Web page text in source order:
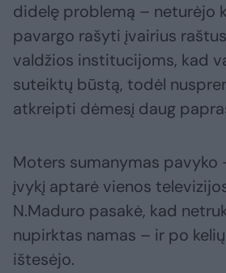
didelę problemą – neturėjo
pavargo rašyti įvairius
valdžios institucijoms, kad
suteiktų būstą, todėl
atkreipti dėmesį daug
Moters sumanymas pavyko
įvykį aptarė vienos
N.Maduro pasakė, kad
nupirktas namas – ir po
ištesėjo.